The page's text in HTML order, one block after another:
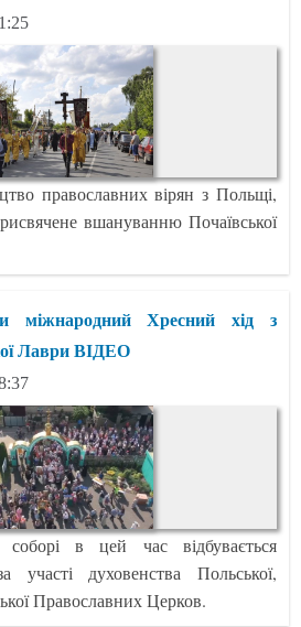
православних вірян з Польщі,
вшануванню Почаївської
міжнародний Хресний хід з
Лаври ВІДЕО
в цей час відбувається
участі духовенства Польської,
Православних Церков.